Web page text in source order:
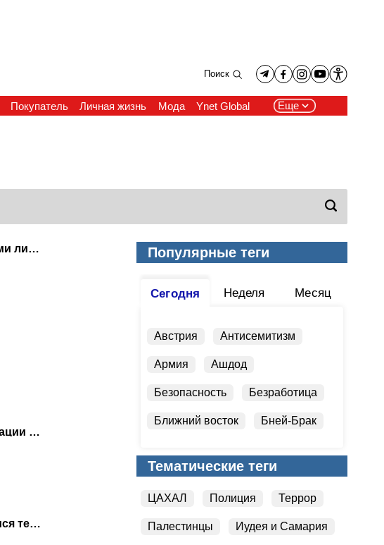
Поиск
Покупатель Личная жизнь Мода Ynet Global Еще
Израильтяне по ошибке заехали в Дженин и едва не стали жертвами линча
Уснувшего бойца спецназа ЦАХАЛа забыли в доме во время операции в ПА
"Пытались сбежать": версия инцидента со стрельбой по сдавшимся террористам в Дженине
Популярные теги
Сегодня Неделя Месяц
Австрия Антисемитизм
Армия Ашдод
Безопасность Безработица
Ближний восток Бней-Брак
Тематические теги
ЦАХАЛ Полиция Террор
Палестинцы Иудея и Самария